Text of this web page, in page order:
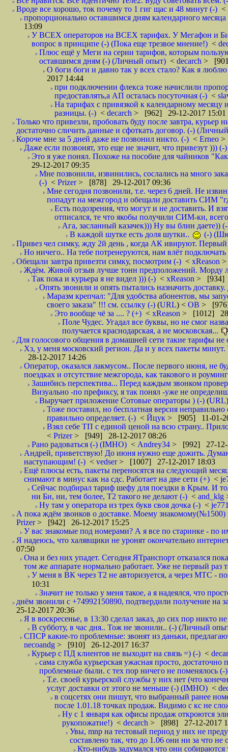
Вроде все хорошо, ток почему то 1 гиг щас и 48 минут (-) <
пропорционально оставшимся дням календарного
13:09
У ВСЕХ операторов на ВСЕХ тарифах. У Мегафон и Би
вопрос в принципе (-) (Пока еще трезвое мнение!) <
Плюс ещё у Меги на серии тарифов, которым
оставшимся дням (-) (Личный опыт) < decarch >
О боги боги и давно так у всех стало? Как я
2017 14:44
при подключении флекса тоже начислили
предоставлять,а АП осталась посуточная (-) <
На тарифах с привязкой к календарному
разницы. (-) < decarch > [962] 29-12-2017 15:01
Только что привезли, пробовать буду после завтра,
достаточно сличить данные и сфоткать договор. (-)
Короче мне за 5 дней даже не позвонил никто. (-) < Erneo >
Даже если позвонят, это еще не значит, что привезут ))) (-)
Это я уже понял. Похоже на пособие для чайников
29-12-2017 09:35
Мне позвонили, извинились, сослались на много
(-) < Prizer> [878] 29-12-2017 09:36
Мне сегодня позвонили, т.е. через 6 дней. Не
попадут на межгород и обещали доставить СИМ
Есть подозрения, что могут и не доставить. И
отписался, те что якобы получили СИМ-ки,
Ага, засланный казачек))) Ну вы блин даете))
В каждой шутке есть доля шутки..
(-)
Привез чел симку, жду 2й день , когда АК ивируют. Первый
Но ничего.. На тебе потренеруются, нам влёт подключать
Обещали завтра привезти симку, посмотрим (-) < xReason
Ждём. Живой отзыв лучше тонн предположений. Морду
Так пока и курьера я не видел ))) (-) < xReason > [934]
Опять звонили и опять пытались назначить
Маразм крепчал: "Для удобства абонентов, мы
своего заказа" !!! см. ссылку (-) (URL) < ОВ >
Это вообще чё за .... ? (+) < xReason > [1012]
Поле Чудес. Угадал все буквы, но не смог
получается краснодарская, а не московская...
Для голосового общения в домашней сети такие тарифы не
Хз, у меня московский регион. Да и у всех пакеты
28-12-2017 14:26
Оператор, оказался лакмусом.. После первого июня, не
поездках и отсутствие межгорода, как такового и
Зашибись перспектива... Перед каждым звонком
Визуально -по префиксу, я так понял -уже не
Выручает приложение Сотовые операторы ) (-) (URL
Тоже поставил, но бесплатная версия
правильно определяет. (-) < Йцук > [905] 11-01-
Взял себе ТП с единой ценой на всю страну..
< Prizer> [949] 28-12-2017 08:26
Рано радоваться (-) (IMHO) < Andrey34 > [992] 27-12-
Андрей, приветствую! До июня нужно еще дожить.
наступающим! (-) < vedser> [1007] 27-12-2017 18:03
Ещё плюсы есть, пакеты переносятся на следующий
снимают в минус как на сдс. Работает на две сети (+) <
Сейчас подбирал тариф шефу для поездки в Крым. И
ни Би, ни, тем более, Т2 такого не делают (-) < and_klg
Ну там у оператора из трех букв своя дочка (-) <
А пока ждём звонков о доставке. Моему знакомому(№1500)
Prizer> [942] 26-12-2017 15:25
У вас знакомые под номерами? А я все по старинке - по
Я надеюсь, что халявщики не уронят окончательно
07:50
Она и без них упадет. Сегодня ЯТранспорт отказался
том же аппарате нормально работает. Уже не первый раз
У меня в ВК через Т2 не авторизуется, а через МТС -
10:31
Значит не только у меня такое, а я надеялся, что
днём звонили с +74992150890, подтвердили получение на
25-12-2017 20:36
Я в воскресенье, в 13:30 сделал заказ, до сих пор никто
В субботу, в час дня.. Тож не звонили.. (-) (Личный
СПСР какие-то проблемные: звонят из даньки,
necoandg > [910] 26-12-2017 16:37
Курьер с ПД клиентов не выходит на связь =) (-) <
сама служба курьерская ужасная просто,
проблемные были. с тех пор ничего не поменялось (-)
Т.е. своей курьерской службы у них нет (что
услуг доставки от этого не меньше (-) (IMHO) <
в соцсетях они пишут, что выбранный ранее
после 1.01.18 точках продаж. Видимо с кс не
Ну с 1 января как офисы продаж откроются
рукопожатие!) < decarch > [898] 27-12-2017
Увы, mnp на тестовый период у них не
составлено так, что до 1.06 они ни за что не
Кто-нибудь задумался что они